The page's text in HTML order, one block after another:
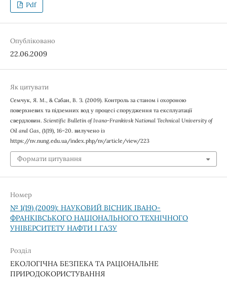
Pdf
Опубліковано
22.06.2009
Як цитувати
Семчук, Я. М., & Сабан, В. З. (2009). Контроль за станом і охороною
поверхневих та підземних вод у процесі спорудження та експлуатації
свердловин. Scientific Bulletin of Ivano-Frankivsk National Technical University of
Oil and Gas, (1(19), 16–20. вилучено із
https://nv.nung.edu.ua/index.php/nv/article/view/223
Формати цитування
Номер
№ 1(19) (2009): НАУКОВИЙ ВІСНИК ІВАНО-
ФРАНКІВСЬКОГО НАЦІОНАЛЬНОГО ТЕХНІЧНОГО
УНІВЕРСИТЕТУ НАФТИ І ГАЗУ
Розділ
ЕКОЛОГІЧНА БЕЗПЕКА ТА РАЦІОНАЛЬНЕ
ПРИРОДОКОРИСТУВАННЯ